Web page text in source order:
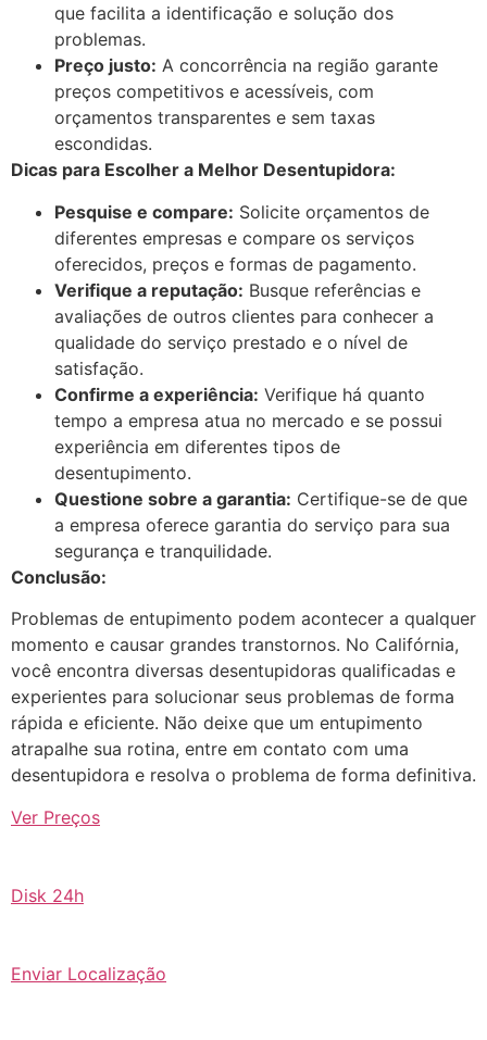
que facilita a identificação e solução dos
problemas.
Preço justo: A concorrência na região garante
preços competitivos e acessíveis, com
orçamentos transparentes e sem taxas
escondidas.
Dicas para Escolher a Melhor Desentupidora:
Pesquise e compare: Solicite orçamentos de
diferentes empresas e compare os serviços
oferecidos, preços e formas de pagamento.
Verifique a reputação: Busque referências e
avaliações de outros clientes para conhecer a
qualidade do serviço prestado e o nível de
satisfação.
Confirme a experiência: Verifique há quanto
tempo a empresa atua no mercado e se possui
experiência em diferentes tipos de
desentupimento.
Questione sobre a garantia: Certifique-se de que
a empresa oferece garantia do serviço para sua
segurança e tranquilidade.
Conclusão:
Problemas de entupimento podem acontecer a qualquer
momento e causar grandes transtornos. No Califórnia,
você encontra diversas desentupidoras qualificadas e
experientes para solucionar seus problemas de forma
rápida e eficiente. Não deixe que um entupimento
atrapalhe sua rotina, entre em contato com uma
desentupidora e resolva o problema de forma definitiva.
Ver Preços
Disk 24h
Enviar Localização